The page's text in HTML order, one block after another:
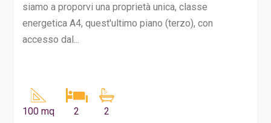
siamo a proporvi una proprietà unica, classe
energetica A4, quest'ultimo piano (terzo), con
accesso dal...
100 mq 2 2